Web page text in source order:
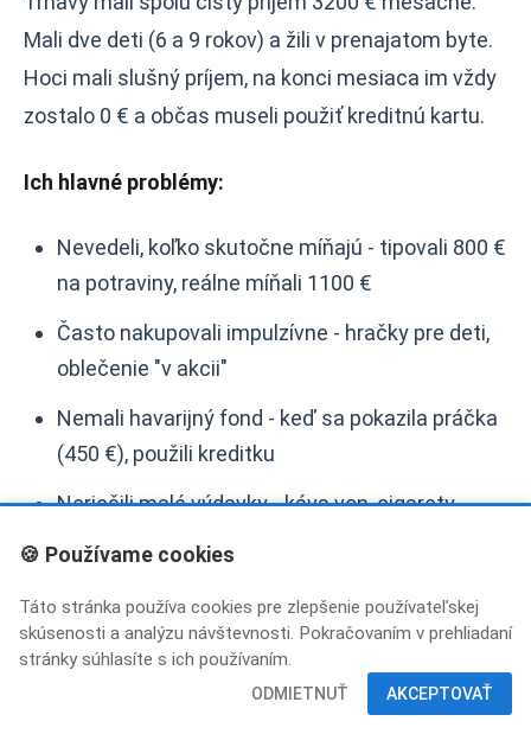
Mali dve deti (6 a 9 rokov) a žili v prenajatom byte.
Hoci mali slušný príjem, na konci mesiaca im vždy
zostalo 0 € a občas museli použiť kreditnú kartu.
Ich hlavné problémy:
Nevedeli, koľko skutočne míňajú - tipovali 800 €
na potraviny, reálne míňali 1100 €
Často nakupovali impulzívne - hračky pre deti,
oblečenie "v akcii"
Nemali havarijný fond - keď sa pokazila práčka
(450 €), použili kreditku
Neriešili malé výdavky - káva von, cigarety,
Čo urobili:
Prvý mesiac - analýza:Nastavili si Spendify a
oba začali skenovať všetky účtenky. Martin
🍪 Používame cookies
Táto stránka používa cookies pre zlepšenie používateľskej
skúsenosti a analýzu návštevnosti. Pokračovaním v prehliadaní
stránky súhlasíte s ich používaním.
ODMIETNUŤ AKCEPTOVAŤ